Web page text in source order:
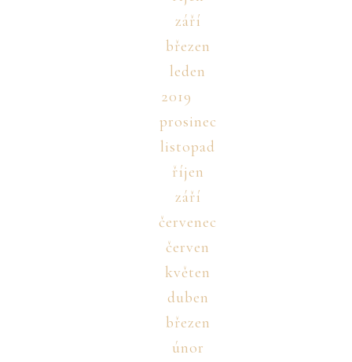
září
březen
leden
2019
prosinec
listopad
říjen
září
červenec
červen
květen
duben
březen
únor